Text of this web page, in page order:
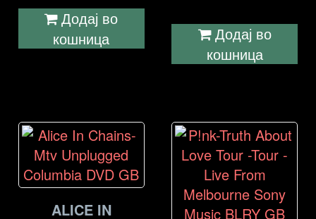
Додај во
кошница
Додај во
кошница
ALICE IN